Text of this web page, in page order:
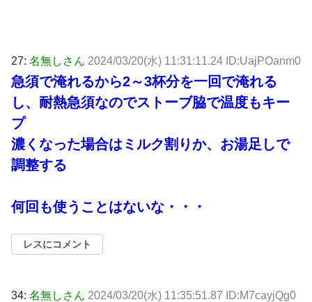
27: 名無しさん 2024/03/20(水) 11:31:11.24 ID:UajPOanm0
急須で淹れるから2～3杯分を一回で淹れる
し、耐熱急須なのでストーブ脇で温度もキー
プ
濃くなった場合はミルク割りか、お湯足しで
調整する
何回も使うことはないな・・・
レスにコメント
34: 名無しさん 2024/03/20(水) 11:35:51.87 ID:M7cayjQg0